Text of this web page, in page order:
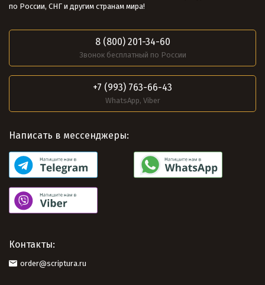
по России, СНГ и другим странам мира!
8 (800) 201-34-60
Звонок бесплатный по России
+7 (993) 763-66-43
WhatsApp, Viber
Написать в мессенджеры:
Контакты:
order@scriptura.ru